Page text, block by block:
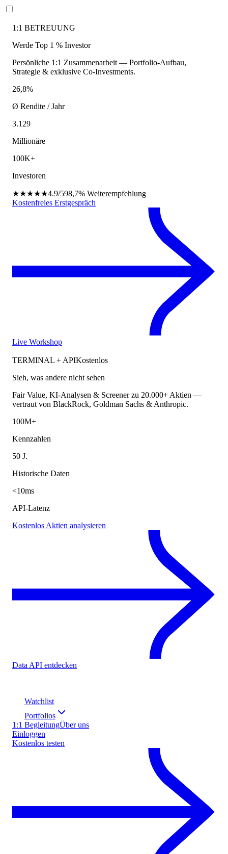
1:1 BETREUUNG
Werde Top 1 % Investor
Persönliche 1:1 Zusammenarbeit — Portfolio-Aufbau,
Strategie & exklusive Co-Investments.
26,8%
Ø Rendite / Jahr
3.129
Millionäre
100K+
Investoren
★★★★★4.9/598,7% Weiterempfehlung
Kostenfreies Erstgespräch
Live Workshop
TERMINAL + APIKostenlos
Sieh, was andere nicht sehen
Fair Value, KI-Analysen & Screener zu 20.000+ Aktien —
vertraut von BlackRock, Goldman Sachs & Anthropic.
100M+
Kennzahlen
50 J.
Historische Daten
<10ms
API-Latenz
Kostenlos Aktien analysieren
Data API entdecken
Watchlist
Portfolios
1:1 BegleitungÜber uns
Einloggen
Kostenlos testen